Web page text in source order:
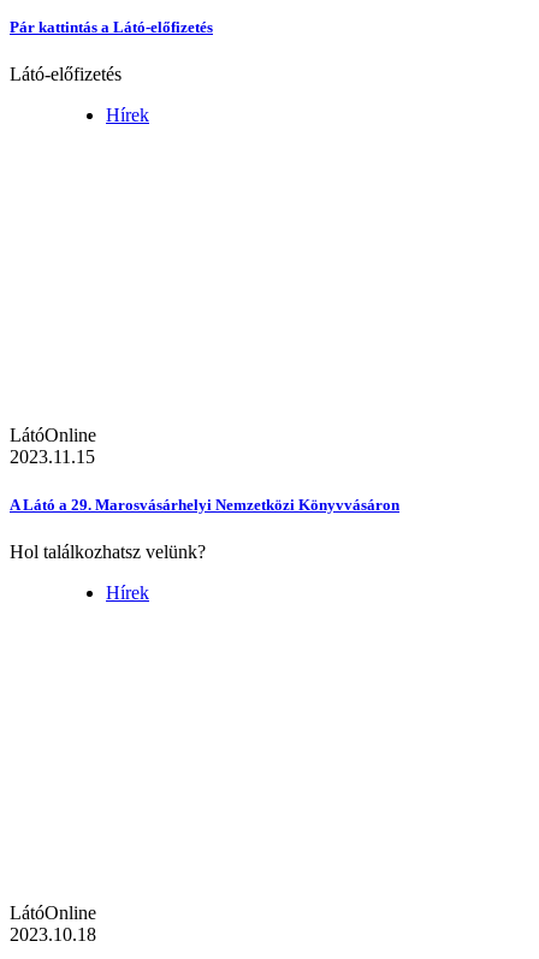
Pár kattintás a Látó-előfizetés
Látó-előfizetés
Hírek
LátóOnline
2023.11.15
A Látó a 29. Marosvásárhelyi Nemzetközi Könyvvásáron
Hol találkozhatsz velünk?
Hírek
LátóOnline
2023.10.18